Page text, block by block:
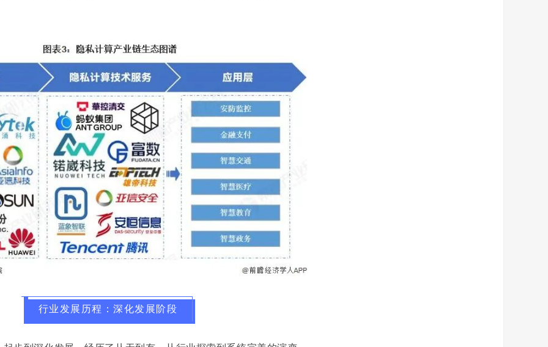
行业发展历程：深化发展阶段